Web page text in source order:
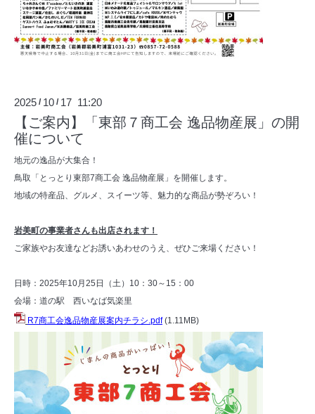
2025 / 10 / 17 11:20
【ご案内】「東部７商工会 逸品物産展」の開
催について
地元の逸品が大集合！
鳥取「とっとり東部7商工会 逸品物産展」を開催します。
地域の特産品、グルメ、スイーツ等、魅力的な商品が勢ぞろい！
岩美町の事業者さんも出店されます！
ご家族やお友達などお誘いあわせのうえ、ぜひご来場ください！
日時：2025年10月25日（土）10：30～15：00
会場：道の駅 西いなば気楽里
R7商工会逸品物産展案内チラシ.pdf (1.11MB)